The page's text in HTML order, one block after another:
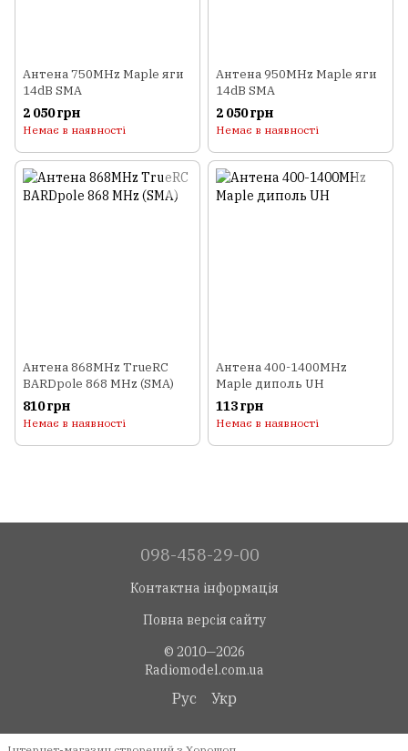
Антена 750MHz Maple яги
14dB SMA
2 050 грн
Немає в наявності
Антена 950MHz Maple яги
14dB SMA
2 050 грн
Немає в наявності
Антена 868MHz TrueRC
BARDpole 868 MHz (SMA)
810 грн
Немає в наявності
Антена 400-1400MHz
Maple диполь UH
113 грн
Немає в наявності
098-458-29-00
Контактна інформація
Повна версія сайту
© 2010—2026
Radiomodel.com.ua
Рус Укр